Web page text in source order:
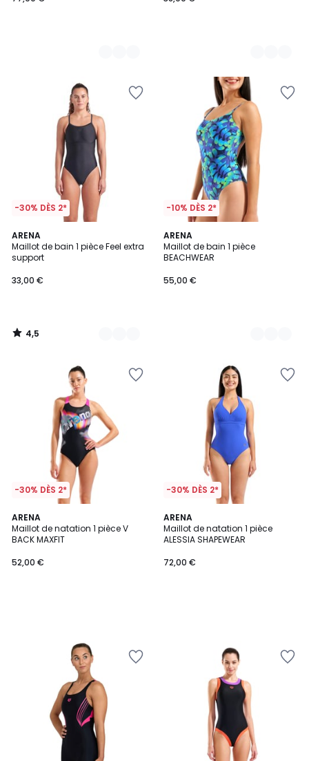
-30% DÈS 2*
ARENA
Maillot de bain 1 pièce Feel extra
support
33,00 €
4,5
/ 5
2
Couleurs
4,5
/
-10% DÈS 2*
ARENA
Maillot de bain 1 pièce
BEACHWEAR
55,00 €
2
Couleurs
-30% DÈS 2*
ARENA
Maillot de natation 1 pièce V
BACK MAXFIT
52,00 €
-30% DÈS 2*
ARENA
Maillot de natation 1 pièce
ALESSIA SHAPEWEAR
72,00 €